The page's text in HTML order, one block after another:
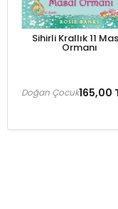
Sihirli Krallık 11
Ormanı
165,00
Doğan Çocuk